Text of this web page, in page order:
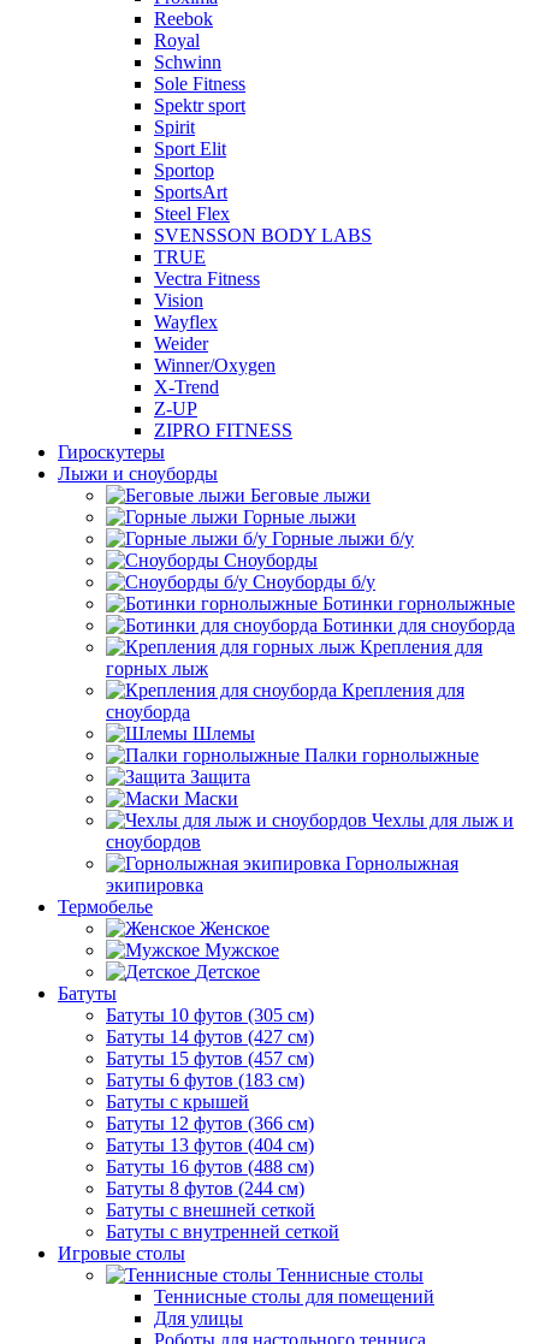
Reebok
Royal
Schwinn
Sole Fitness
Spektr sport
Spirit
Sport Elit
Sportop
SportsArt
Steel Flex
SVENSSON BODY LABS
TRUE
Vectra Fitness
Vision
Wayflex
Weider
Winner/Oxygen
X-Trend
Z-UP
ZIPRO FITNESS
Гироскутеры
Лыжи и сноуборды
Беговые лыжи
Горные лыжи
Горные лыжи б/у
Сноуборды
Сноуборды б/у
Ботинки горнолыжные
Ботинки для сноуборда
Крепления для
горных лыж
Крепления для
сноуборда
Шлемы
Палки горнолыжные
Защита
Маски
Чехлы для лыж и
сноубордов
Горнолыжная
экипировка
Термобелье
Женское
Мужское
Детское
Батуты
Батуты 10 футов (305 см)
Батуты 14 футов (427 см)
Батуты 15 футов (457 см)
Батуты 6 футов (183 см)
Батуты с крышей
Батуты 12 футов (366 см)
Батуты 13 футов (404 см)
Батуты 16 футов (488 см)
Батуты 8 футов (244 см)
Батуты с внешней сеткой
Батуты с внутренней сеткой
Игровые столы
Теннисные столы
Теннисные столы для помещений
Для улицы
Роботы для настольного тенниса